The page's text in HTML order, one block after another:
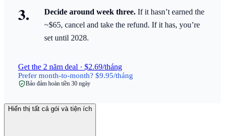
Decide around week three. If it hasn’t earned the
~$65, cancel and take the refund. If it has, you’re
set until 2028.
Get the 2 năm deal · $2.69/tháng
Prefer month-to-month? $9.95/tháng
Bảo đảm hoàn tiền 30 ngày
Hiển thị tất cả gói và tiện ích